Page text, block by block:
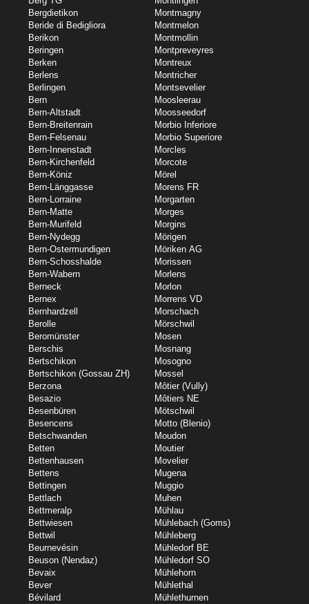
Bergdietikon
Beride di Bedigliora
Berikon
Beringen
Berken
Berlens
Berlingen
Bern
Bern-Altstadt
Bern-Breitenrain
Bern-Felsenau
Bern-Innenstadt
Bern-Kirchenfeld
Bern-Köniz
Bern-Länggasse
Bern-Lorraine
Bern-Matte
Bern-Murifeld
Bern-Nydegg
Bern-Ostermundigen
Bern-Schosshalde
Bern-Wabern
Berneck
Bernex
Bernhardzell
Berolle
Beromünster
Berschis
Bertschikon
Bertschikon (Gossau ZH)
Berzona
Besazio
Besenbüren
Besencens
Betschwanden
Betten
Bettenhausen
Bettens
Bettingen
Bettlach
Bettmeralp
Bettwiesen
Bettwil
Beurnevésin
Beuson (Nendaz)
Bevaix
Bever
Bévilard
Montmagny
Montmelon
Montmollin
Montpreveyres
Montreux
Montricher
Montsevelier
Moosleerau
Moosseedorf
Morbio Inferiore
Morbio Superiore
Morcles
Morcote
Mörel
Morens FR
Morgarten
Morges
Morgins
Mörigen
Möriken AG
Morissen
Morlens
Morlon
Morrens VD
Morschach
Mörschwil
Mosen
Mosnang
Mosogno
Mossel
Môtier (Vully)
Môtiers NE
Mötschwil
Motto (Blenio)
Moudon
Moutier
Movelier
Mugena
Muggio
Muhen
Mühlau
Mühlebach (Goms)
Mühleberg
Mühledorf BE
Mühledorf SO
Mühlehorn
Mühlethal
Mühlethurnen